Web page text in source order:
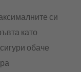
си
като
обаче